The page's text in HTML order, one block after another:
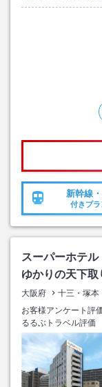
新幹線
付きプ
スーパーホテ
ゆかりの天下取
大阪府 十三・塚本
お客様アンケート評
るるぶトラベル評価